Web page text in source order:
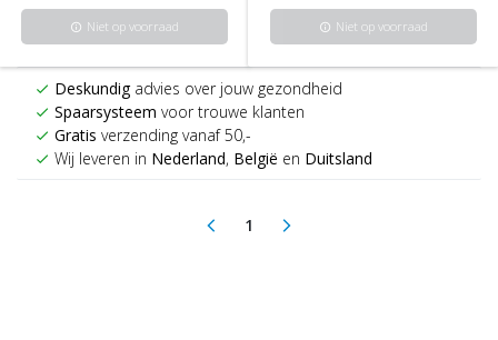
info Niet op voorraad info Niet op voorraad
check Deskundigadvies over jouw gezondheid
check Spaarsysteem voor trouwe klanten
check Gratis verzending vanaf 50,-
check Wij leveren in Nederland, België en Duitsland
arrow_back_ios 1(current)
arrow_forward_ios